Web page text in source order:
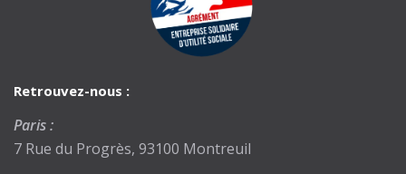
Retrouvez-nous :
Paris :
7 Rue du Progrès, 93100 Montreuil